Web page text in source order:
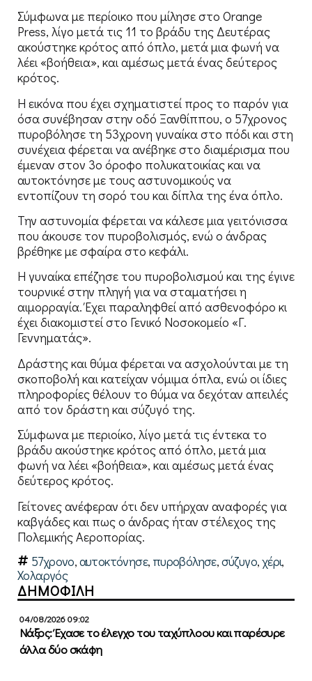
Σύμφωνα με περίοικο που μίλησε στο Orange
Press, λίγο μετά τις 11 το βράδυ της Δευτέρας
ακούστηκε κρότος από όπλο, μετά μια φωνή να
λέει «βοήθεια», και αμέσως μετά ένας δεύτερος
κρότος.
Η εικόνα που έχει σχηματιστεί προς το παρόν για
όσα συνέβησαν στην οδό Ξανθίππου, ο 57χρονος
πυροβόλησε τη 53χρονη γυναίκα στο πόδι και στη
συνέχεια φέρεται να ανέβηκε στο διαμέρισμα που
έμεναν στον 3ο όροφο πολυκατοικίας και να
αυτοκτόνησε με τους αστυνομικούς να
εντοπίζουν τη σορό του και δίπλα της ένα όπλο.
Την αστυνομία φέρεται να κάλεσε μια γειτόνισσα
που άκουσε τον πυροβολισμός, ενώ ο άνδρας
βρέθηκε με σφαίρα στο κεφάλι.
Η γυναίκα επέζησε του πυροβολισμού και της έγινε
τουρνικέ στην πληγή για να σταματήσει η
αιμορραγία. Έχει παραληφθεί από ασθενοφόρο κι
έχει διακομιστεί στο Γενικό Νοσοκομείο «Γ.
Γεννηματάς».
Δράστης και θύμα φέρεται να ασχολούνται με τη
σκοποβολή και κατείχαν νόμιμα όπλα, ενώ οι ίδιες
πληροφορίες θέλουν το θύμα να δεχόταν απειλές
από τον δράστη και σύζυγό της.
Σύμφωνα με περιοίκο, λίγο μετά τις έντεκα το
βράδυ ακούστηκε κρότος από όπλο, μετά μια
φωνή να λέει «βοήθεια», και αμέσως μετά ένας
δεύτερος κρότος.
Γείτονες ανέφεραν ότι δεν υπήρχαν αναφορές για
καβγάδες και πως ο άνδρας ήταν στέλεχος της
Πολεμικής Αεροπορίας.
57χρονο,αυτοκτόνησε, πυροβόλησε,σύζυγο,χέρι,
Χολαργός
ΔΗΜΟΦΙΛΗ
04/08/2026 09:02
Νάξος: Έχασε το έλεγχο του ταχύπλοου και παρέσυρε
άλλα δύο σκάφη